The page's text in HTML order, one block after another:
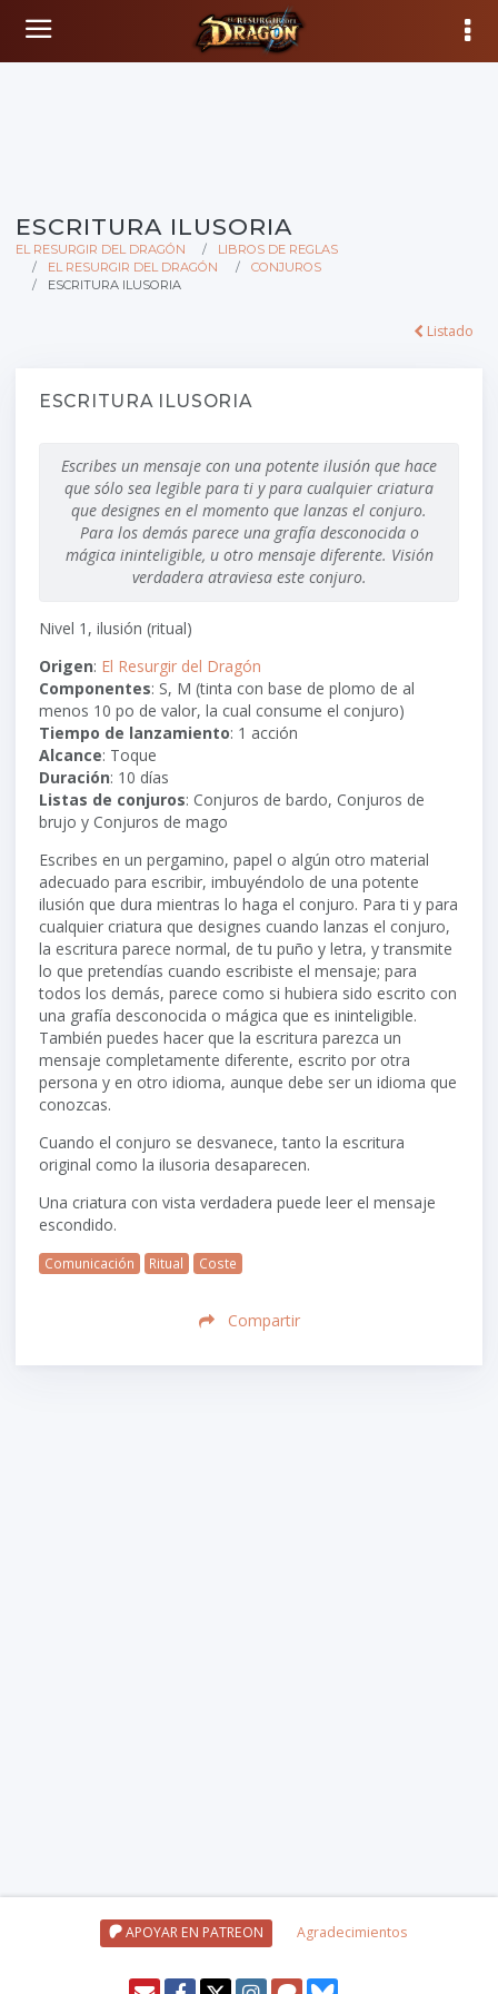
ESCRITURA ILUSORIA
EL RESURGIR DEL DRAGÓN
LIBROS DE REGLAS
EL RESURGIR DEL DRAGÓN
CONJUROS
ESCRITURA ILUSORIA
Listado
ESCRITURA ILUSORIA
Escribes un mensaje con una potente ilusión que hace
que sólo sea legible para ti y para cualquier criatura
que designes en el momento que lanzas el conjuro.
Para los demás parece una grafía desconocida o
mágica ininteligible, u otro mensaje diferente. Visión
verdadera atraviesa este conjuro.
Nivel 1, ilusión (ritual)
Origen: El Resurgir del Dragón
Componentes: S, M (tinta con base de plomo de al
menos 10 po de valor, la cual consume el conjuro)
Tiempo de lanzamiento: 1 acción
Alcance: Toque
Duración: 10 días
Listas de conjuros: Conjuros de bardo, Conjuros de
brujo y Conjuros de mago
Escribes en un pergamino, papel o algún otro material
adecuado para escribir, imbuyéndolo de una potente
ilusión que dura mientras lo haga el conjuro. Para ti y para
cualquier criatura que designes cuando lanzas el conjuro,
la escritura parece normal, de tu puño y letra, y transmite
lo que pretendías cuando escribiste el mensaje; para
todos los demás, parece como si hubiera sido escrito con
una grafía desconocida o mágica que es ininteligible.
También puedes hacer que la escritura parezca un
mensaje completamente diferente, escrito por otra
persona y en otro idioma, aunque debe ser un idioma que
conozcas.
Cuando el conjuro se desvanece, tanto la escritura
original como la ilusoria desaparecen.
Una criatura con vista verdadera puede leer el mensaje
escondido.
Comunicación Ritual Coste
Compartir
APOYAR EN PATREON Agradecimientos